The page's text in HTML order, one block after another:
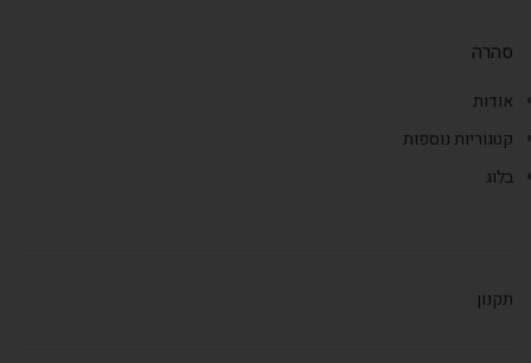
סהרה
אודות
קטגוריות נוספות
בלוג
תקנון